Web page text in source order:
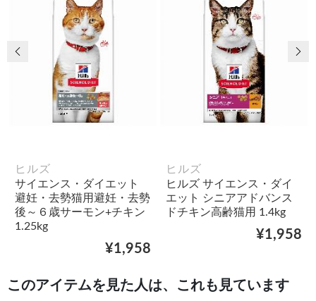
ヒルズ
サイエンス・ダイエット
避妊・去勢猫用避妊・去勢
後～６歳サーモン+チキン
1.25kg
¥1,958
ヒルズ
ヒルズ サイエンス・ダイ
エット シニアアドバンス
ドチキン高齢猫用 1.4kg
¥1,958
前の画像 次
このアイテムを見た人は、これも見ています